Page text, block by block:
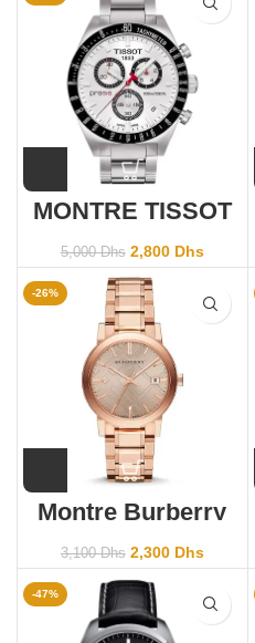
MONTRE TISSOT
PRS516
T044417213100
5,000Dhs 2,800 Dhs
-26%
Montre Burberry
Femme Bu9135
3,100Dhs 2,300 Dhs
-47%